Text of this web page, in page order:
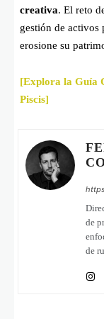
creativa. El reto
gestión de
erosione su
[Explora la Guía
Piscis]
de
de